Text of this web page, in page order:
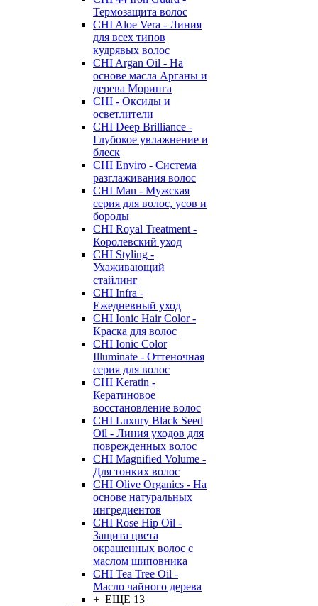
Термозащита волос
CHI Aloe Vera - Линия
для всех типов
кудрявых волос
CHI Argan Oil - На
основе масла Арганы и
дерева Моринга
CHI - Оксиды и
осветлители
CHI Deep Brilliance -
Глубокое увлажнение и
блеск
CHI Enviro - Система
разглаживания волос
CHI Man - Мужская
серия для волос, усов и
бороды
CHI Royal Treatment -
Королевский уход
CHI Styling -
Ухаживающий
стайлинг
CHI Infra -
Ежедневный уход
CHI Ionic Hair Color -
Краска для волос
CHI Ionic Color
Illuminate - Оттеночная
серия для волос
CHI Keratin -
Кератиновое
восстановление волос
CHI Luxury Black Seed
Oil - Линия уходов для
поврежденных волос
CHI Magnified Volume -
Для тонких волос
CHI Olive Organics - На
основе натуральных
ингредиентов
CHI Rose Hip Oil -
Защита цвета
окрашенных волос с
маслом шиповника
CHI Tea Tree Oil -
Масло чайного дерева
+ ЕЩЕ 13